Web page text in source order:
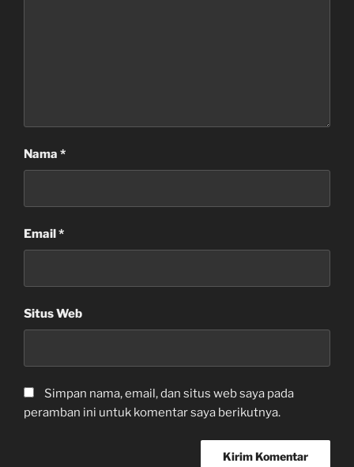
Nama *
Email*
Situs Web
Simpan nama, email, dan situs web saya pada
peramban ini untuk komentar saya berikutnya.